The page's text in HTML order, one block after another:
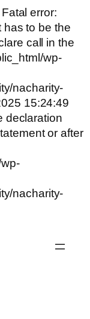
error:
has to be the
call in the
wp-
nacharity-
15:24:49
declaration
or after
nacharity-